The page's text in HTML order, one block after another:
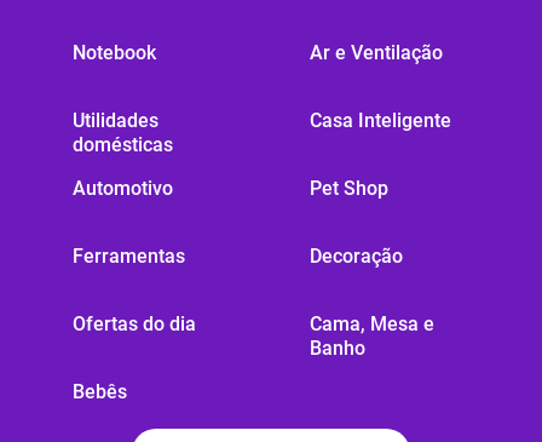
Notebook
Utilidades
domésticas
Automotivo
Ferramentas
Ofertas do dia
Bebês
Ar e Ventilação
Casa Inteligente
Pet Shop
Decoração
Cama, Mesa e
Banho